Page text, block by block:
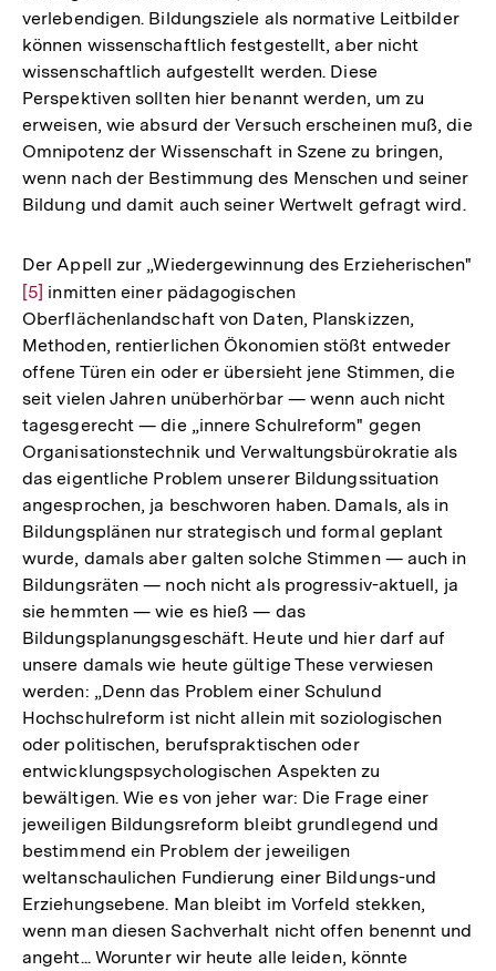
verlebendigen. Bildungsziele als normative Leitbilder
können wissenschaftlich festgestellt, aber nicht
wissenschaftlich aufgestellt werden. Diese
Perspektiven sollten hier benannt werden, um zu
erweisen, wie absurd der Versuch erscheinen muß, die
Omnipotenz der Wissenschaft in Szene zu bringen,
wenn nach der Bestimmung des Menschen und seiner
Bildung und damit auch seiner Wertwelt gefragt wird.
Der Appell zur „Wiedergewinnung des Erzieherischen"
Zur
Auflösung
der
Fußnote
[5] inmitten einer pädagogischen
Oberflächenlandschaft von Daten, Planskizzen,
Methoden, rentierlichen Ökonomien stößt entweder
offene Türen ein oder er übersieht jene Stimmen, die
seit vielen Jahren unüberhörbar — wenn auch nicht
tagesgerecht — die „innere Schulreform" gegen
Organisationstechnik und Verwaltungsbürokratie als
das eigentliche Problem unserer Bildungssituation
angesprochen, ja beschworen haben. Damals, als in
Bildungsplänen nur strategisch und formal geplant
wurde, damals aber galten solche Stimmen — auch in
Bildungsräten — noch nicht als progressiv-aktuell, ja
sie hemmten — wie es hieß — das
Bildungsplanungsgeschäft. Heute und hier darf auf
unsere damals wie heute gültige These verwiesen
werden: „Denn das Problem einer Schulund
Hochschulreform ist nicht allein mit soziologischen
oder politischen, berufspraktischen oder
entwicklungspsychologischen Aspekten zu
bewältigen. Wie es von jeher war: Die Frage einer
jeweiligen Bildungsreform bleibt grundlegend und
bestimmend ein Problem der jeweiligen
weltanschaulichen Fundierung einer Bildungs-und
Erziehungsebene. Man bleibt im Vorfeld stekken,
wenn man diesen Sachverhalt nicht offen benennt und
angeht... Worunter wir heute alle leiden, könnte